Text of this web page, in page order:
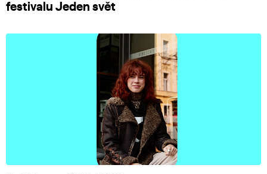
festivalu Jeden svět